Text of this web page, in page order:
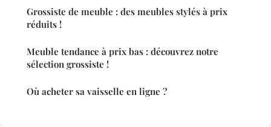
Grossiste de meuble : des meubles stylés à prix
réduits !
Meuble tendance à prix bas : découvrez notre
sélection grossiste !
Où acheter sa vaisselle en ligne ?